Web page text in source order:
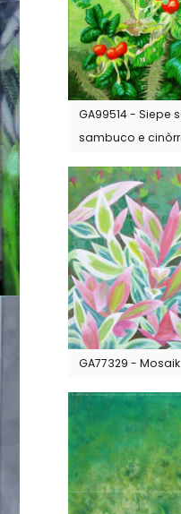
GA99514 - Siepe
sambuco e
GA77329 -